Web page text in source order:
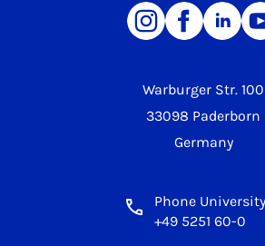
Warburger Str. 100
33098 Paderborn
Germany
Phone University
+49 5251 60-0